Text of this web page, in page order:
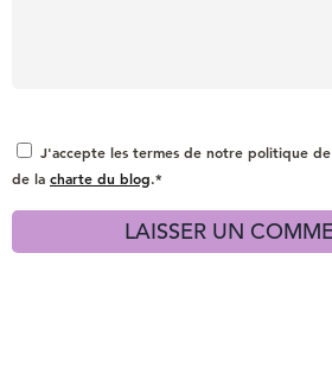
J'accepte les termes de notre politique de
de la charte du blog.*